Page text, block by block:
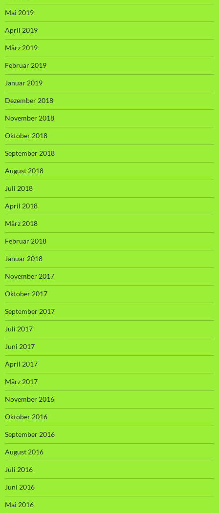
Mai 2019
April 2019
März 2019
Februar 2019
Januar 2019
Dezember 2018
November 2018
Oktober 2018
September 2018
August 2018
Juli 2018
April 2018
März 2018
Februar 2018
Januar 2018
November 2017
Oktober 2017
September 2017
Juli 2017
Juni 2017
April 2017
März 2017
November 2016
Oktober 2016
September 2016
August 2016
Juli 2016
Juni 2016
Mai 2016